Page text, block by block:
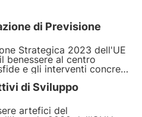
di Previsione
Strategica 2023 dell'UE
benessere al centro
e gli interventi concreti
una transizione verso un
3Bee si inserisce in
Oasi.
di Sviluppo
artefici del